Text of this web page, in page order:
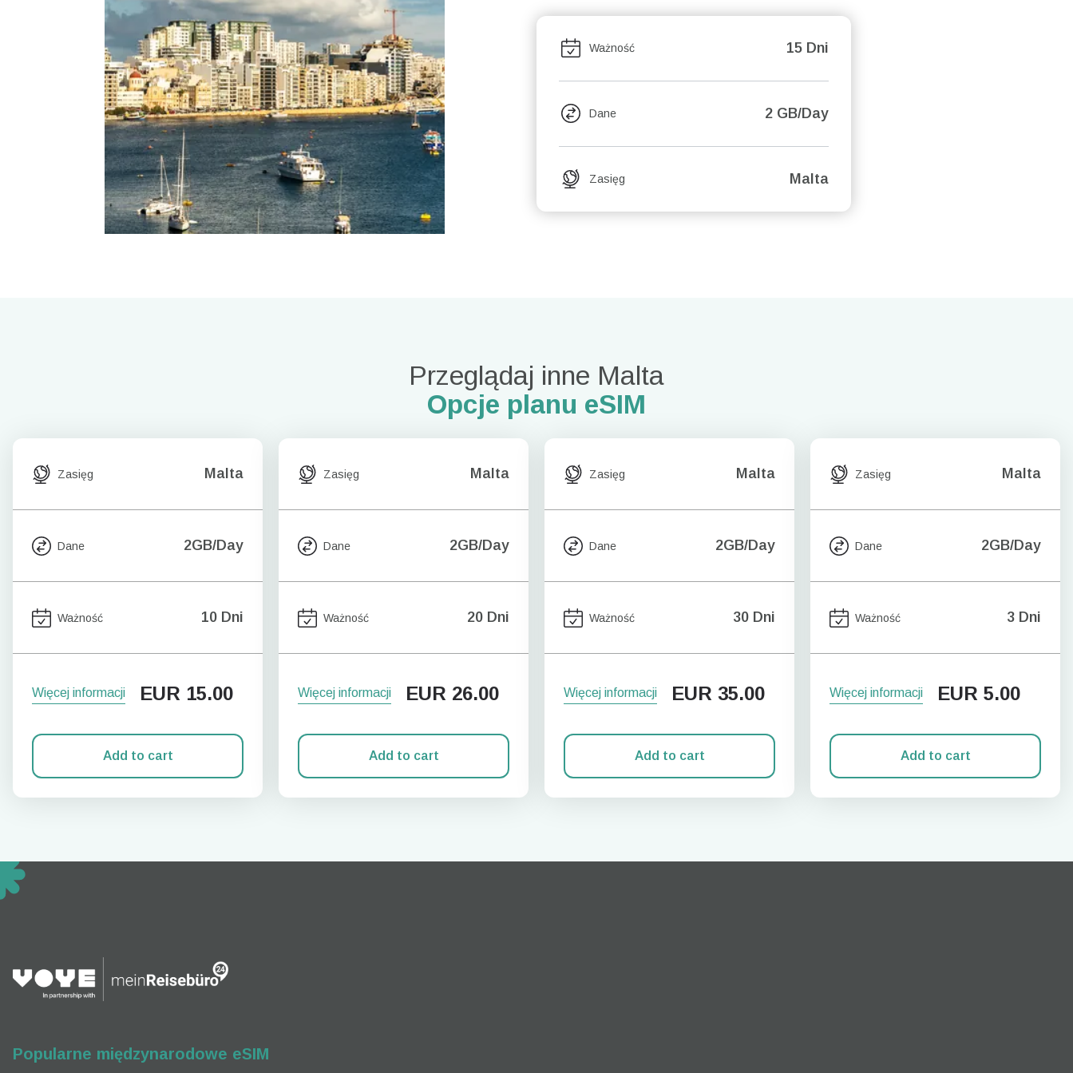
Ważność 15 Dni
Dane 2 GB/Day
Zasięg Malta
Przeglądaj inne Malta
Opcje planu eSIM
Zasięg Malta
Dane 2GB/Day
Ważność 10 Dni
Więcej informacji EUR 15.00
Add to cart
Zasięg Malta
Dane 2GB/Day
Ważność 20 Dni
Więcej informacji EUR 26.00
Add to cart
Zasięg Malta
Dane 2GB/Day
Ważność 30 Dni
Więcej informacji EUR 35.00
Add to cart
Zasięg Malta
Dane 2GB/Day
Ważność 3 Dni
Więcej informacji EUR 5.00
Add to cart
Popularne międzynarodowe eSIM